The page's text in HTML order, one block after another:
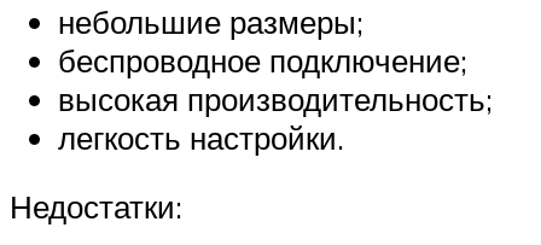
небольшие размеры;
беспроводное подключение;
высокая производительность;
легкость настройки.
Недостатки: